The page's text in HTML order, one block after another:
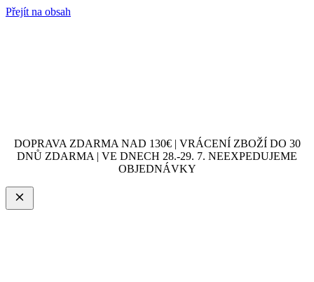
Přejít na obsah
DOPRAVA ZDARMA NAD 130€ | VRÁCENÍ ZBOŽÍ DO 30
DNŮ ZDARMA | VE DNECH 28.-29. 7. NEEXPEDUJEME
OBJEDNÁVKY